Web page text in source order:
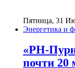
Пятница, 31
Энергетика и
«РН-
почти 20